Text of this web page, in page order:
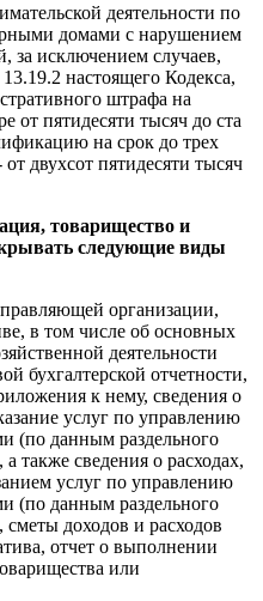
деятельности по
домами с нарушением
за исключением случаев,
настоящего Кодекса,
штрафа на
от пятидесяти тысяч до ста
на срок до трех
двухсот пятидесяти тысяч
товарищество и
следующие виды
организации,
в том числе об основных
деятельности
бухгалтерской отчетности,
к нему, сведения о
услуг по управлению
(по данным раздельного
также сведения о расходах,
услуг по управлению
(по данным раздельного
сметы доходов и расходов
отчет о выполнении
или